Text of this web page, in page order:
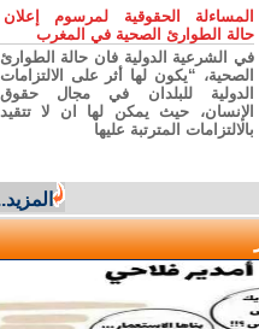
المساءلة الحقوقية لمرسوم إعلان
حالة الطوارئ الصحية في المغرب
في الشرعية الدولية فان حالة الطوارئ
الصحية، “يكون لها أثر على الالتزامات
الدولية للبلدان في مجال حقوق
الإنسان، حيث يمكن لها ان لا تتقيد
بالالتزامات المترتبة عليها
المزيد...